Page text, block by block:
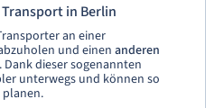
in Berlin
an einer
und einen anderen
dieser sogenannten
unterwegs und können so